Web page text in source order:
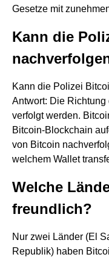
Gesetze mit
Kann die
Kann die Polizei
Antwort: Die
verfolgt werden.
Bitcoin-Blockchain
von Bitcoin
welchem Wallet
Welche
freundlich?
Nur zwei Länder (El
Republik) haben